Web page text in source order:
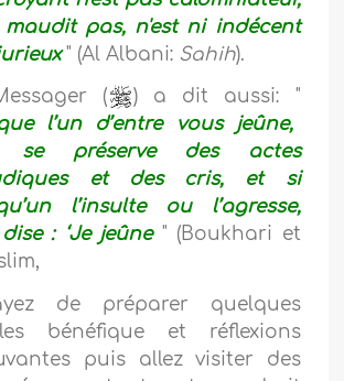
pas, n'est ni indécent
" (Al Albani: Sahih).
(
) a dit aussi: "
l’un d’entre vous jeûne,
se préserve des actes
et des cris, et si
l’insulte ou l’agresse,
: ‘Je jeûne" (Boukhari et
de préparer quelques
bénéfique et réflexions
puis allez visiter des